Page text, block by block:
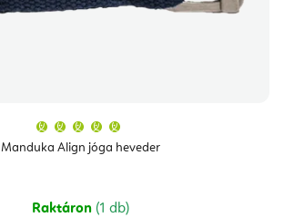
Manduka Align jóga heveder
átlagos
értékelése
csillag.
Raktáron (1 db)